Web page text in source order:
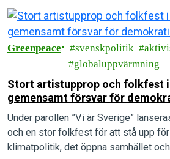
Greenpeace svenskpolitik
globaluppvärmning
Stort artistupprop och folkfest
gemensamt försvar för
Under parollen ”Vi är Sverige”
och en stor folkfest för att stå upp
klimatpolitik, det öppna samhället